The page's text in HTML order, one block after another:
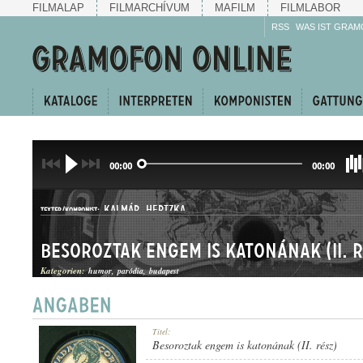
FILMALAP FILMARCHÍVUM MAFILM FILMLABOR
RSS WAS IST
00:00 00:00
TEXTER/KOMPONIST: KALMÁR,HERTZKA
HUMOROS MAGÁNSZÁM
Besoroztak engem is katonának (II.
Kategorien: humor paródia budapest
Titel:
Besoroztak engem is katonának (II. rész)